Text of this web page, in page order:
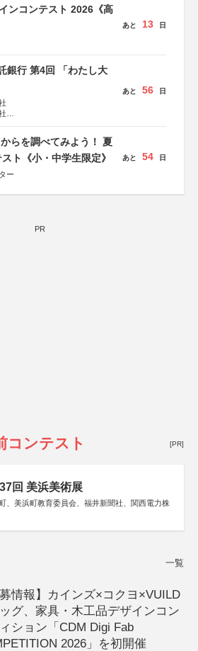
ンコンテスト 2026《高
あと 13 日
銀行 第4回 「わたし大
あと 56 日
らを調べてみよう！ 夏
ト《小・中学生限定》
ー
あと 54 日
PR
コンテスト [PR]
回 美浜美術展
、美浜町教育委員会、福井新聞社、関西電力株
一覧
募情報】カインズ×コクヨ×VUILD
グ、家具・木工品デザインコン
ション「CDM Digi Fab
2026」を初開催